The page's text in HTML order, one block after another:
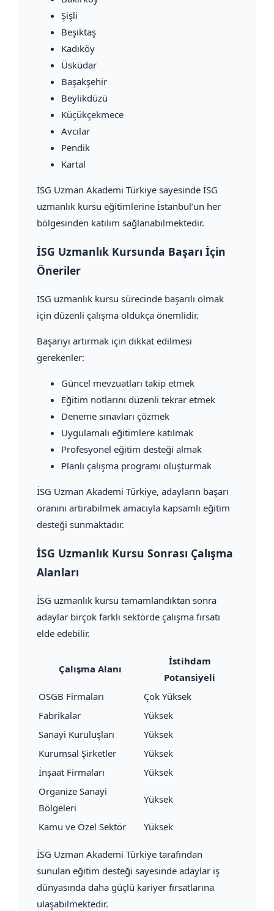
Şişli
Beşiktaş
Kadıköy
Üsküdar
Başakşehir
Beylikdüzü
Küçükçekmece
Avcılar
Pendik
Kartal
İSG Uzman Akademi Türkiye sayesinde İSG
uzmanlık kursu eğitimlerine İstanbul’un her
bölgesinden katılım sağlanabilmektedir.
İSG Uzmanlık Kursunda Başarı İçin
Öneriler
İSG uzmanlık kursu sürecinde başarılı olmak
için düzenli çalışma oldukça önemlidir.
Başarıyı artırmak için dikkat edilmesi
gerekenler:
Güncel mevzuatları takip etmek
Eğitim notlarını düzenli tekrar etmek
Deneme sınavları çözmek
Uygulamalı eğitimlere katılmak
Profesyonel eğitim desteği almak
Planlı çalışma programı oluşturmak
İSG Uzman Akademi Türkiye, adayların başarı
oranını artırabilmek amacıyla kapsamlı eğitim
desteği sunmaktadır.
İSG Uzmanlık Kursu Sonrası Çalışma
Alanları
İSG uzmanlık kursu tamamlandıktan sonra
adaylar birçok farklı sektörde çalışma fırsatı
elde edebilir.
Çalışma Alanı
İstihdam
Potansiyeli
OSGB Firmaları
Çok Yüksek
Fabrikalar
Yüksek
Sanayi Kuruluşları
Yüksek
Kurumsal Şirketler
Yüksek
İnşaat Firmaları
Yüksek
Organize Sanayi
Bölgeleri
Yüksek
Kamu ve Özel Sektör Yüksek
İSG Uzman Akademi Türkiye tarafından
sunulan eğitim desteği sayesinde adaylar iş
dünyasında daha güçlü kariyer fırsatlarına
ulaşabilmektedir.